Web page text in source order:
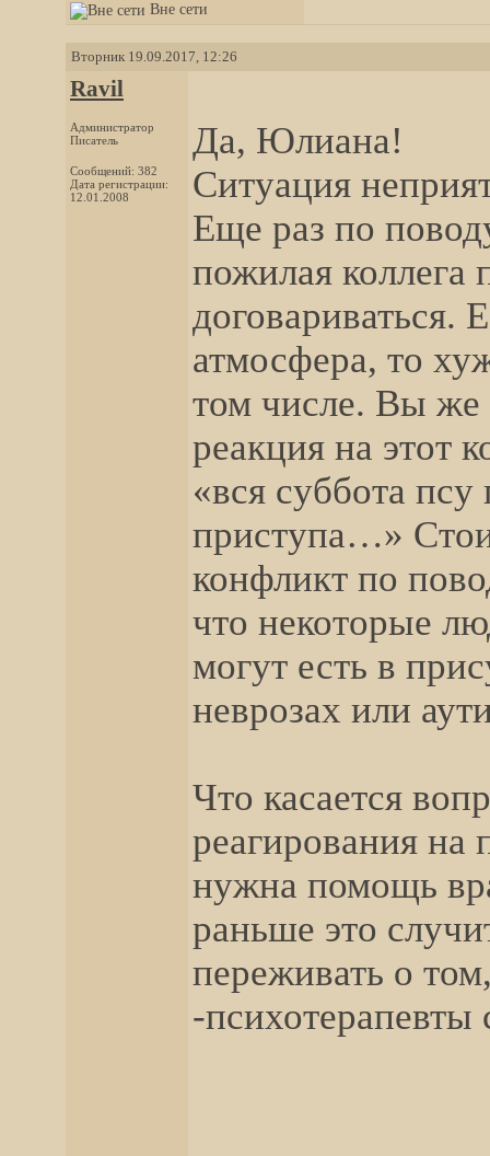
Вне сети
Вторник 19.09.2017, 12:26
Ravil
Администратор
Писатель
Сообщений: 382
Дата регистрации:
12.01.2008
Да, Юлиана!
Ситуация
Еще раз по
пожилая коллега
договариваться.
атмосфера, то
том числе. Вы
реакция на этот
«вся суббота псу
приступа…»
конфликт по
что некоторые
могут есть в
неврозах или
Что касается
реагирования на
нужна помощь
раньше это
переживать о
-